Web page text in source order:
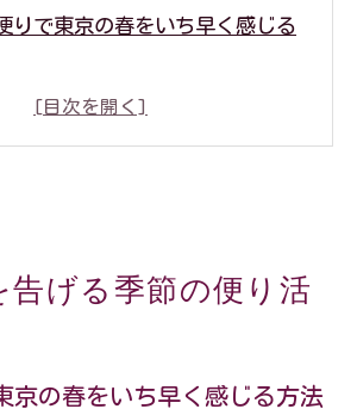
りで東京の春をいち早く感じる
名所を季節の便りで賢くチェッ
花宣言と季節の便りの上手な使
りで今咲いてる桜の情報を把握
告げる季節の便り活
京の春をいち早く感じる方法